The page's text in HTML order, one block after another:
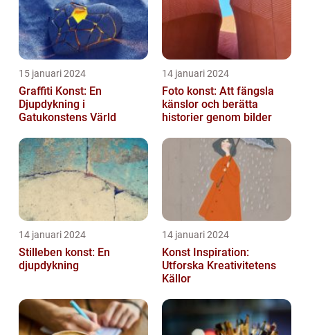
15 januari 2024
Graffiti Konst: En
Djupdykning i
Gatukonstens Värld
14 januari 2024
Foto konst: Att fängsla
känslor och berätta
historier genom bilder
14 januari 2024
Stilleben konst: En
djupdykning
14 januari 2024
Konst Inspiration:
Utforska Kreativitetens
Källor